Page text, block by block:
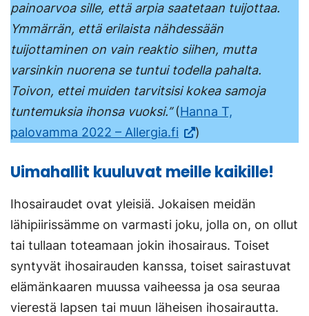
painoarvoa sille, että arpia saatetaan tuijottaa.
Ymmärrän, että erilaista nähdessään
tuijottaminen on vain reaktio siihen, mutta
varsinkin nuorena se tuntui todella pahalta.
Toivon, ettei muiden tarvitsisi kokea samoja
tuntemuksia ihonsa vuoksi.’’(Hanna T,
palovamma 2022 – Allergia.fi (Vieraile
sivustolla.
uuteen
)
Uimahallit kuuluvat meille kaikille!
Ihosairaudet ovat yleisiä. Jokaisen meidän
lähipiirissämme on varmasti joku, jolla on, on ollut
tai tullaan toteamaan jokin ihosairaus. Toiset
syntyvät ihosairauden kanssa, toiset sairastuvat
elämänkaaren muussa vaiheessa ja osa seuraa
vierestä lapsen tai muun läheisen ihosairautta.